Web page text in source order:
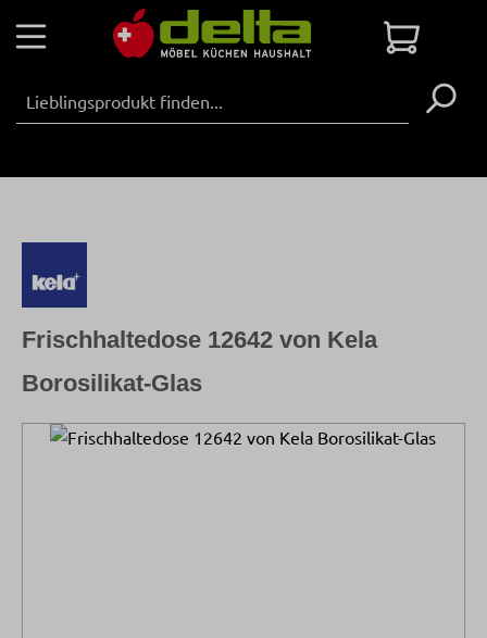
Zum Hauptinhalt springen
Bildergalerie überspringen
Frischhaltedose 12642 von Kela
Borosilikat-Glas